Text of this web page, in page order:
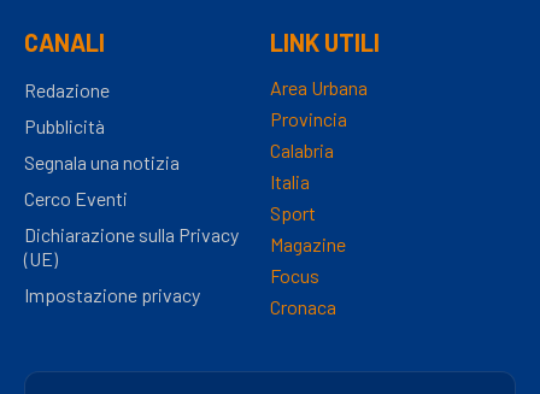
CANALI
Redazione
Pubblicità
Segnala una notizia
Cerco Eventi
Dichiarazione sulla Privacy
(UE)
Impostazione privacy
LINK UTILI
Area Urbana
Provincia
Calabria
Italia
Sport
Magazine
Focus
Cronaca